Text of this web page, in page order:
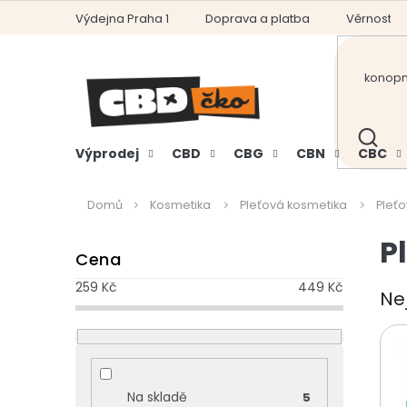
Výdejna Praha 1 Doprava a platba Věrnostní
HLEDAT
Výprodej CBD CBG CBN CBC
Domů Kosmetika Pleťová kosmetika
o
s
t
r
a
Cena
259 Kč 449 Kč
Na skladě 5